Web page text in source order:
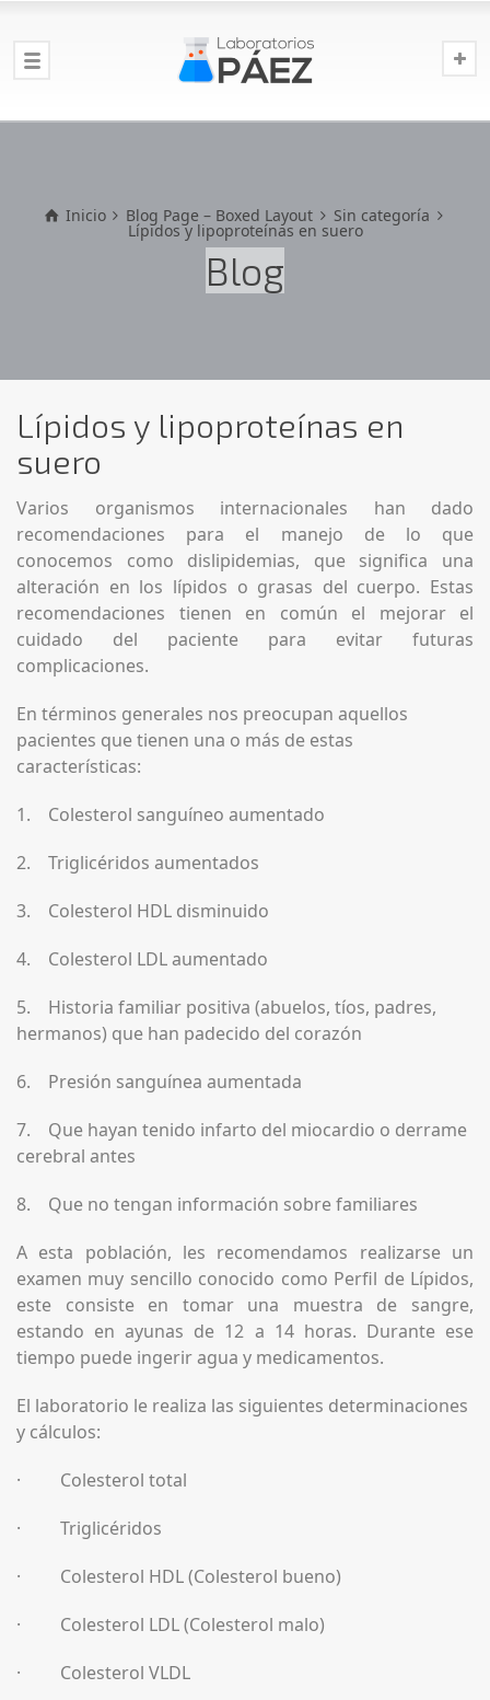
Inicio Blog Page – Boxed Layout Sin categoría
Lípidos y lipoproteínas en suero
Blog
Lípidos y lipoproteínas en
suero
Varios organismos internacionales han dado
recomendaciones para el manejo de lo que
conocemos como dislipidemias, que significa una
alteración en los lípidos o grasas del cuerpo. Estas
recomendaciones tienen en común el mejorar el
cuidado del paciente para evitar futuras
complicaciones.
En términos generales nos preocupan aquellos
pacientes que tienen una o más de estas
características:
1. Colesterol sanguíneo aumentado
2. Triglicéridos aumentados
3. Colesterol HDL disminuido
4. Colesterol LDL aumentado
5. Historia familiar positiva (abuelos, tíos, padres,
hermanos) que han padecido del corazón
6. Presión sanguínea aumentada
7. Que hayan tenido infarto del miocardio o derrame
cerebral antes
8. Que no tengan información sobre familiares
A esta población, les recomendamos realizarse un
examen muy sencillo conocido como Perfil de Lípidos,
este consiste en tomar una muestra de sangre,
estando en ayunas de 12 a 14 horas. Durante ese
tiempo puede ingerir agua y medicamentos.
El laboratorio le realiza las siguientes determinaciones
y cálculos:
· Colesterol total
· Triglicéridos
· Colesterol HDL (Colesterol bueno)
· Colesterol LDL (Colesterol malo)
· Colesterol VLDL